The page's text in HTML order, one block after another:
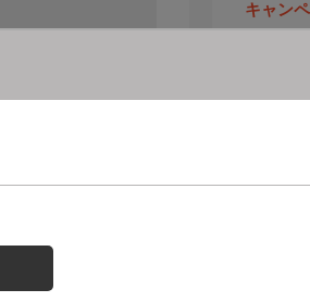
キャン